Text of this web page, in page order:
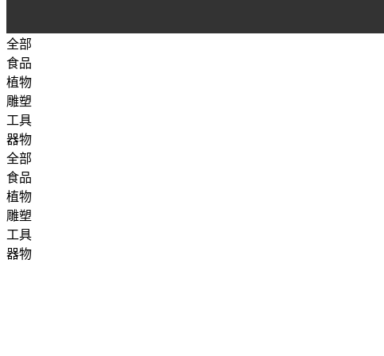
全部
食品
植物
雕塑
工具
器物
全部
食品
植物
雕塑
工具
器物